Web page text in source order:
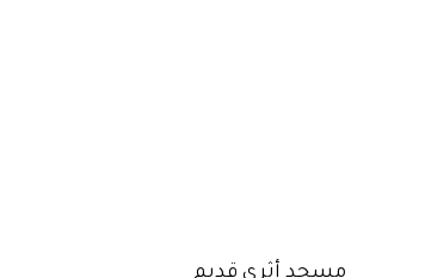
مسجد أثري قديم